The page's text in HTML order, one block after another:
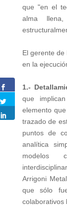
que "en el
alma
El gerente
en la
1.-
que
elemento
trazado de
puntos de
analítica
modelos
Arrigoni
que sólo
colaborativos